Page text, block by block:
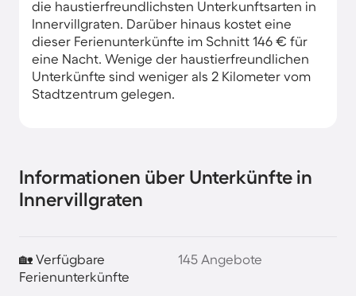
die haustierfreundlichsten Unterkunftsarten in
Innervillgraten. Darüber hinaus kostet eine
dieser Ferienunterkünfte im Schnitt 146 € für
eine Nacht. Wenige der haustierfreundlichen
Unterkünfte sind weniger als 2 Kilometer vom
Stadtzentrum gelegen.
Informationen über Unterkünfte in
Innervillgraten
🏡 Verfügbare
Ferienunterkünfte
145 Angebote